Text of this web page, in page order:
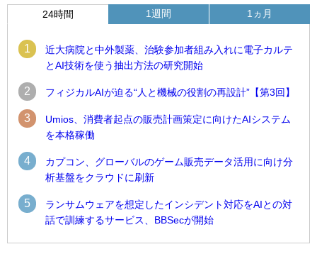
24時間
1
近大病院と中外製薬、治験参加者組み入れに電子カルテ
とAI技術を使う抽出方法の研究開始
2 フィジカルAIが迫る“人と機械の役割の再設計”【第3回】
3
Umios、消費者起点の販売計画策定に向けたAIシステム
を本格稼働
4
カプコン、グローバルのゲーム販売データ活用に向け分
析基盤をクラウドに刷新
5
ランサムウェアを想定したインシデント対応をAIとの対
話で訓練するサービス、BBSecが開始
1週間 1ヵ月